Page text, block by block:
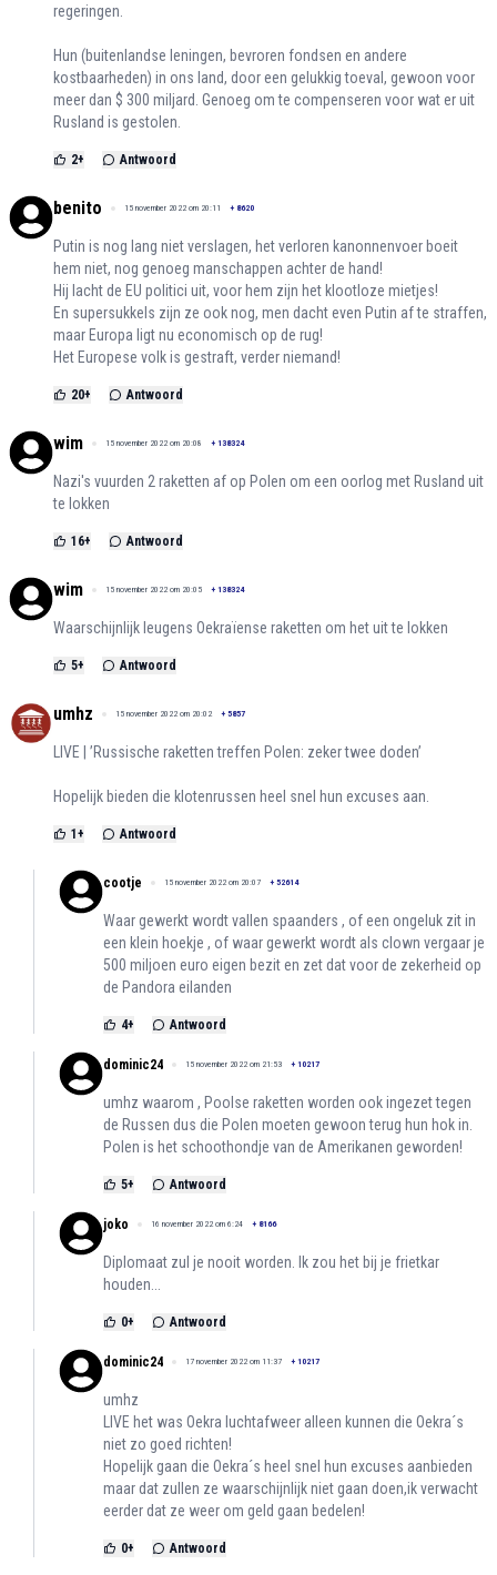
regeringen.
Hun (buitenlandse leningen, bevroren fondsen en andere
kostbaarheden) in ons land, door een gelukkig toeval, gewoon voor
meer dan $ 300 miljard. Genoeg om te compenseren voor wat er uit
Rusland is gestolen.
2+ Antwoord
benito 15 november 2022 om 20:11 + 8620
Putin is nog lang niet verslagen, het verloren kanonnenvoer boeit
hem niet, nog genoeg manschappen achter de hand!
Hij lacht de EU politici uit, voor hem zijn het klootloze mietjes!
En supersukkels zijn ze ook nog, men dacht even Putin af te straffen,
maar Europa ligt nu economisch op de rug!
Het Europese volk is gestraft, verder niemand!
20+ Antwoord
wim 15 november 2022 om 20:08 + 138324
Nazi's vuurden 2 raketten af op Polen om een oorlog met Rusland uit
te lokken
16+ Antwoord
wim 15 november 2022 om 20:05 + 138324
Waarschijnlijk leugens Oekraïense raketten om het uit te lokken
5+ Antwoord
umhz 15 november 2022 om 20:02 + 5857
LIVE | ’Russische raketten treffen Polen: zeker twee doden’
Hopelijk bieden die klotenrussen heel snel hun excuses aan.
1 + Antwoord
cootje 15 november 2022 om 20:07 + 52614
Waar gewerkt wordt vallen spaanders , of een ongeluk zit in
een klein hoekje , of waar gewerkt wordt als clown vergaar je
500 miljoen euro eigen bezit en zet dat voor de zekerheid op
de Pandora eilanden
4+ Antwoord
dominic24 15 november 2022 om 21:53 + 10217
umhz waarom , Poolse raketten worden ook ingezet tegen
de Russen dus die Polen moeten gewoon terug hun hok in.
Polen is het schoothondje van de Amerikanen geworden!
5+ Antwoord
joko 16 november 2022 om 6:24 + 8166
Diplomaat zul je nooit worden. Ik zou het bij je frietkar
houden...
0+ Antwoord
dominic24 17 november 2022 om 11:37 + 10217
umhz
LIVE het was Oekra luchtafweer alleen kunnen die Oekra´s
niet zo goed richten!
Hopelijk gaan die Oekra´s heel snel hun excuses aanbieden
maar dat zullen ze waarschijnlijk niet gaan doen,ik verwacht
eerder dat ze weer om geld gaan bedelen!
0+ Antwoord